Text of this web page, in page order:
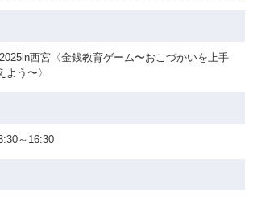
西宮〈金銭教育ゲーム〜おこづかいを上手
う〜〉
～16:30